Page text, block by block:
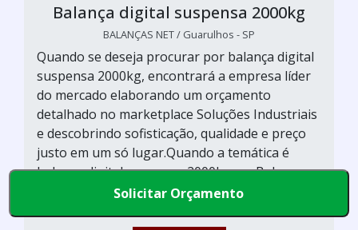
Balança digital suspensa 2000kg
BALANÇAS NET / Guarulhos - SP
Quando se deseja procurar por balança digital
suspensa 2000kg, encontrará a empresa líder
do mercado elaborando um orçamento
detalhado no marketplace Soluções Industriais
e descobrindo sofisticação, qualidade e preço
justo em um só lugar.Quando a temática é
balança digital suspensa 2000kg, na Balanças
Net poderá contar ótima q...
Solicitar Orçamento